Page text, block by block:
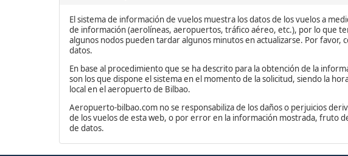
El sistema de información de vuelos muestra los datos de los vuelos a
de información (aerolíneas, aeropuertos, tráfico aéreo, etc.), por lo que
algunos nodos pueden tardar algunos minutos en actualizarse. Por favor,
datos.
En base al procedimiento que se ha descrito para la obtención de la
son los que dispone el sistema en el momento de la solicitud, siendo la
local en el aeropuerto de Bilbao.
Aeropuerto-bilbao.com no se responsabiliza de los daños o perjuicios
de los vuelos de esta web, o por error en la información mostrada, fruto
de datos.